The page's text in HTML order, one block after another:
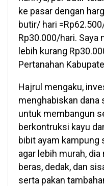
ke pasar dengan
butir/ hari
Rp30.000/hari.
lebih kurang
Pertanahan
Hajrul mengaku,
menghabiskan dana
untuk membangun
berkontruksi kayu
bibit ayam kampung
agar lebih murah,
beras, dedak, dan
serta pakan